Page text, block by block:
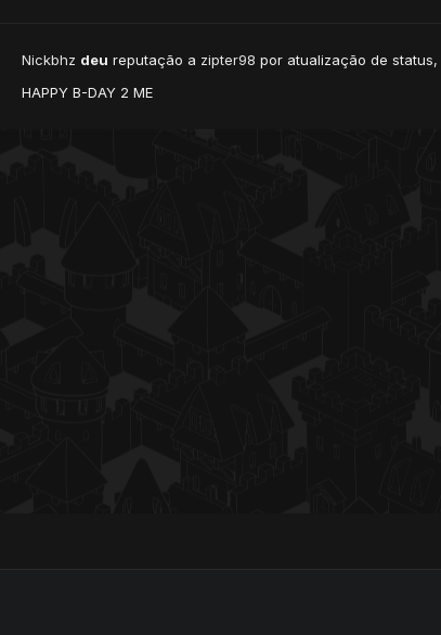
Nickbhz deu reputação a zipter98 por atualização de status,
HAPPY B-DAY 2 ME